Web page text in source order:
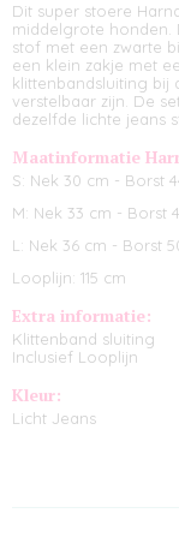
Dit super stoere
middelgrote honden.
stof met een zwarte
een klein zakje met
klittenbandsluiting bij
verstelbaar zijn. De
dezelfde lichte jeans
Maatinformatie
S: Nek 30 cm - Borst
M: Nek 33 cm - Borst
L: Nek 36 cm - Borst
Looplijn: 115 cm
Extra informatie:
Klittenband sluiting
Inclusief Looplijn
Kleur:
Licht Jeans